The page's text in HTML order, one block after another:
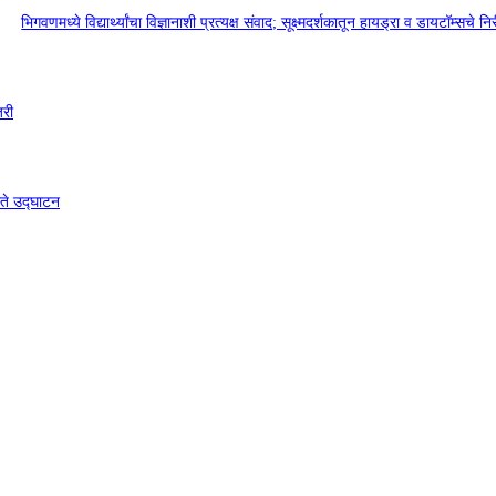
भिगवणमध्ये विद्यार्थ्यांचा विज्ञानाशी प्रत्यक्ष संवाद; सूक्ष्मदर्शकातून हायड्रा व डायटॉम्सचे
उद्घाटन